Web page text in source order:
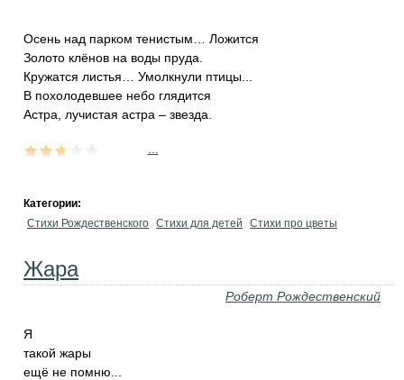
Осень над парком тенистым… Ложится
Золото клёнов на воды пруда.
Кружатся листья… Умолкнули птицы...
В похолодевшее небо глядится
Астра, лучистая астра – звезда.
Категории:
Стихи Рождественского Стихи для детей Стихи про цветы
Жара
Роберт Рождественский
Я
такой жары
ещё не помню...